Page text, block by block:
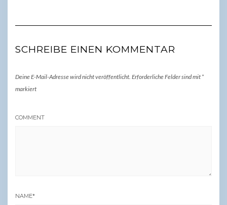
SCHREIBE EINEN KOMMENTAR
Deine E-Mail-Adresse wird nicht veröffentlicht. Erforderliche Felder sind mit *
markiert
COMMENT
NAME*